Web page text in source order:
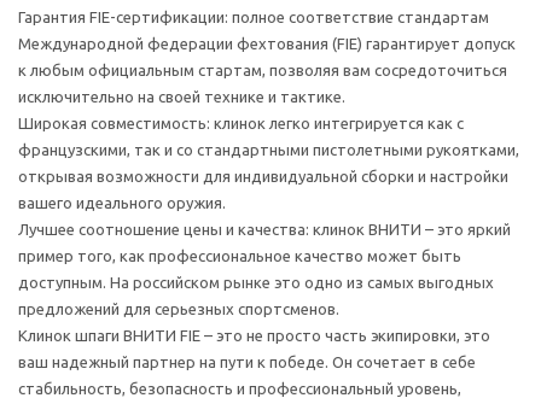
Гарантия FIE-сертификации: полное соответствие стандартам
Международной федерации фехтования (FIE) гарантирует допуск
к любым официальным стартам, позволяя вам сосредоточиться
исключительно на своей технике и тактике.
Широкая совместимость: клинок легко интегрируется как с
французскими, так и со стандартными пистолетными рукоятками,
открывая возможности для индивидуальной сборки и настройки
вашего идеального оружия.
Лучшее соотношение цены и качества: клинок ВНИТИ – это яркий
пример того, как профессиональное качество может быть
доступным. На российском рынке это одно из самых выгодных
предложений для серьезных спортсменов.
Клинок шпаги ВНИТИ FIE – это не просто часть экипировки, это
ваш надежный партнер на пути к победе. Он сочетает в себе
стабильность, безопасность и профессиональный уровень,